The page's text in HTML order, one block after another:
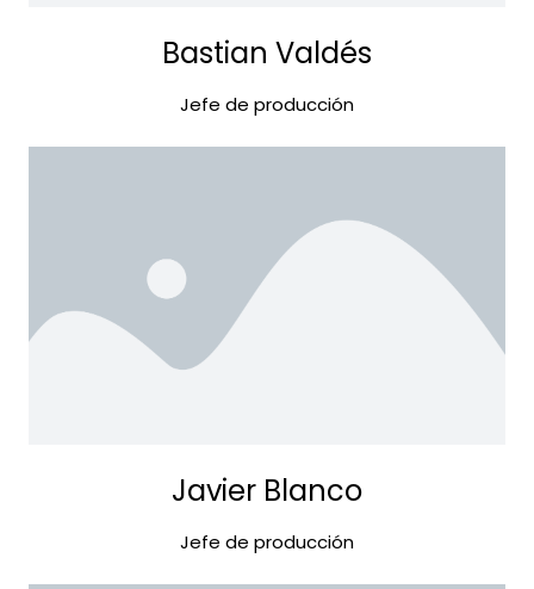
Bastian Valdés
Jefe de producción
Javier Blanco
Jefe de producción